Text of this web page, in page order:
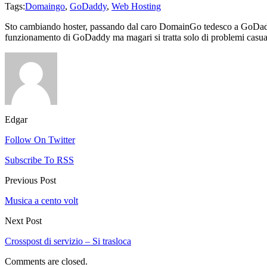
Tags:Domaingo, GoDaddy, Web Hosting
Sto cambiando hoster, passando dal caro DomainGo tedesco a
funzionamento di GoDaddy ma magari si tratta solo di problemi
Edgar
Follow On Twitter
Subscribe To RSS
Previous Post
Musica a cento volt
Next Post
Crosspost di servizio – Si trasloca
Comments are closed.